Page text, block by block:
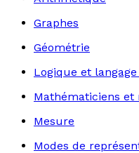
Graphes
Géométrie
Logique et
Mathématiciens et
Mesure
Modes de